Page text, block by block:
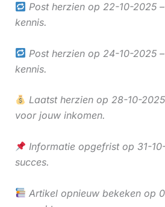
Post herzien op 22-10-2025
kennis.
Post herzien op 24-10-2025
kennis.
Laatst herzien op 28-10-
voor jouw inkomen.
Informatie opgefrist op 31-
succes.
Artikel opnieuw bekeken op